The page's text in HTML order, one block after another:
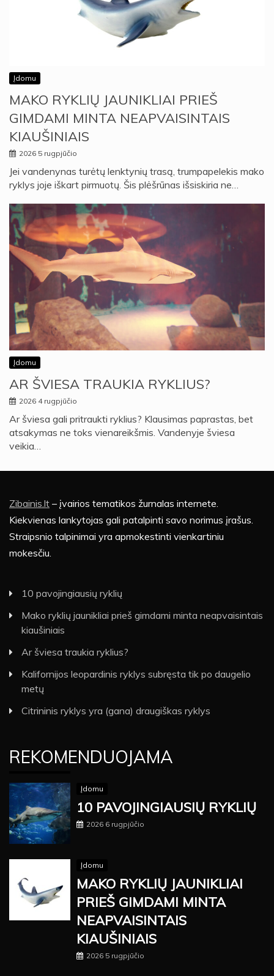
Įdomu
MAKO RYKLIŲ JAUNIKLIAI PRIEŠ
GIMDAMI MINTA NEAPVAISINTAIS
KIAUŠINIAIS
2026 5 rugpjūčio
Jei vandenynas turėtų lenktynių trasą, trumpapelekis mako
ryklys joje iškart pirmuotų. Šis plėšrūnas išsiskiria ne…
Įdomu
AR ŠVIESA TRAUKIA RYKLIUS?
2026 4 rugpjūčio
Ar šviesa gali pritraukti ryklius? Klausimas paprastas, bet
atsakymas ne toks vienareikšmis. Vandenyje šviesa
veikia…
Zibainis.lt – įvairios tematikos žurnalas internete.
Kiekvienas lankytojas gali patalpinti savo norimus įrašus.
Straipsnio talpinimai yra apmokestinti vienkartiniu
mokesčiu.
10 pavojingiausių ryklių
Mako ryklių jaunikliai prieš gimdami minta neapvaisintais
kiaušiniais
Ar šviesa traukia ryklius?
Kalifornijos leopardinis ryklys subręsta tik po daugelio
metų
Citrininis ryklys yra (gana) draugiškas ryklys
REKOMENDUOJAMA
Įdomu
10 PAVOJINGIAUSIŲ RYKLIŲ
2026 6 rugpjūčio
Įdomu
MAKO RYKLIŲ JAUNIKLIAI
PRIEŠ GIMDAMI MINTA
NEAPVAISINTAIS
KIAUŠINIAIS
2026 5 rugpjūčio